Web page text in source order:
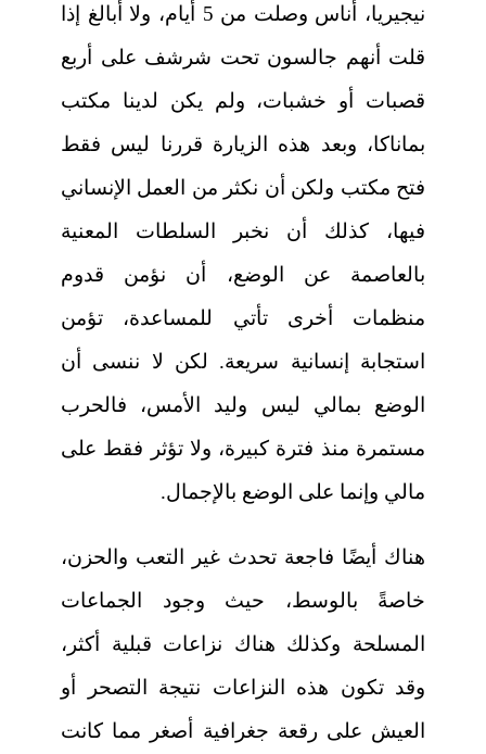
نيجيريا، أناس وصلت من 5 أيام، ولا أبالغ إذا
قلت أنهم جالسون تحت شرشف على أربع
قصبات أو خشبات، ولم يكن لدينا مكتب
بماناكا، وبعد هذه الزيارة قررنا ليس فقط
فتح مكتب ولكن أن نكثر من العمل الإنساني
فيها، كذلك أن نخبر السلطات المعنية
بالعاصمة عن الوضع، أن نؤمن قدوم
منظمات أخرى تأتي للمساعدة، تؤمن
استجابة إنسانية سريعة. لكن لا ننسى أن
الوضع بمالي ليس وليد الأمس، فالحرب
مستمرة منذ فترة كبيرة، ولا تؤثر فقط على
مالي وإنما على الوضع بالإجمال.
هناك أيضًا فاجعة تحدث غير التعب والحزن،
خاصةً بالوسط، حيث وجود الجماعات
المسلحة وكذلك هناك نزاعات قبلية أكثر،
وقد تكون هذه النزاعات نتيجة التصحر أو
العيش على رقعة جغرافية أصغر مما كانت